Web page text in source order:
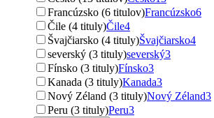
Francúzsko (6 titulov)Francúzsko6
Čile (4 tituly)Čile4
Švajčiarsko (4 tituly)Švajčiarsko4
severský (3 tituly)severský3
Fínsko (3 tituly)Fínsko3
Kanada (3 tituly)Kanada3
Nový Zéland (3 tituly)Nový Zéland3
Peru (3 tituly)Peru3